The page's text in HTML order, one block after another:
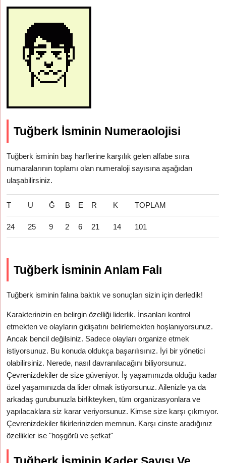
Tuğberk İsminin Numeraolojisi
Tuğberk isminin baş harflerine karşılık gelen alfabe sııra
numaralarının toplamı olan numeraloji sayısına aşağıdan
ulaşabilirsiniz.
T U Ğ B E R K TOPLAM
24 25 9 2 6 21 14 101
Tuğberk İsminin Anlam Falı
Tuğberk isminin falına baktık ve sonuçları sizin için derledik!
Karakterinizin en belirgin özelliği liderlik. İnsanları kontrol
etmekten ve olayların gidişatını belirlemekten hoşlanıyorsunuz.
Ancak bencil değilsiniz. Sadece olayları organize etmek
istiyorsunuz. Bu konuda oldukça başarılısınız. İyi bir yönetici
olabilirsiniz. Nerede, nasıl davranılacağını biliyorsunuz.
Çevrenizdekiler de size güveniyor. İş yaşamınızda olduğu kadar
özel yaşamınızda da lider olmak istiyorsunuz. Ailenizle ya da
arkadaş gurubunuzla birlikteyken, tüm organizasyonlara ve
yapılacaklara siz karar veriyorsunuz. Kimse size karşı çıkmıyor.
Çevrenizdekiler fikirlerinizden memnun. Karşı cinste aradığınız
özellikler ise "hoşgörü ve şefkat"